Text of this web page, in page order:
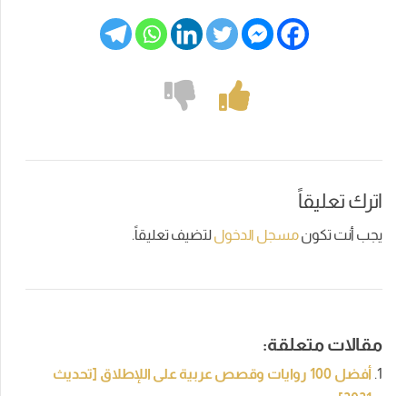
اترك تعليقاً
يجب أنت تكونمسجل الدخوللتضيف تعليقاً.
مقالات متعلقة:
أفضل 100 روايات وقصص عربية على اللإطلاق [تحديث